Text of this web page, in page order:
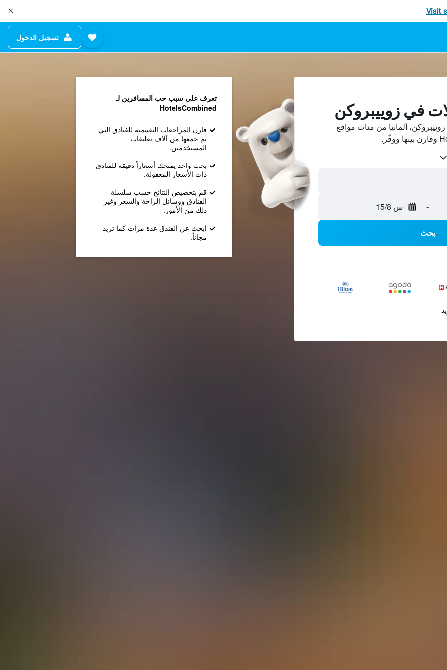
Visit
تسجيل الدخول
في زوييبروكن
ألمانيا من مئات مواقع
- س 15/8
بحث
تعرف على سبب حب المسافرين لـ
HotelsCombined
قارن المراجعات التقييمية للفنادق التي
تم جمعها من آلاف تعليقات
المستخدمين.
بحث واحد يمنحك أسعاراً دقيقة للفنادق
ذات الأسعار المعقولة.
قم بتخصيص النتائج حسب سلسلة
الفنادق ووسائل الراحة والسعر وغير
ذلك من الأمور.
ابحث عن الفندق عدة مرات كما تريد -
مجاناً.